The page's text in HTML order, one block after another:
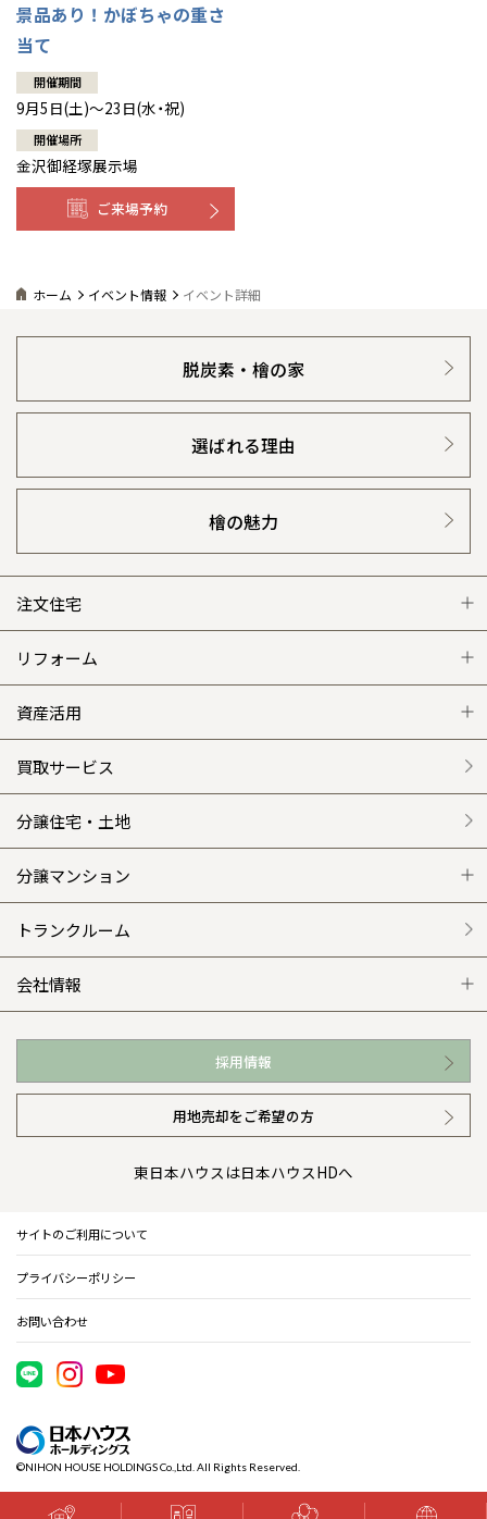
景品あり！かぼちゃの重さ
当て
開催期間
9月5日(土)～23日(水・祝)
開催場所
金沢御経塚展示場
ご来場予約
ホーム イベント情報 イベント詳細
脱炭素・檜の家
選ばれる理由
檜の魅力
注文住宅
注文住宅 トップ
グレートステージ
クレステージ
施工事例
平屋の家
外観・インテリア集
WEB住宅展示場
お近くの展示場
イベント情報
住まいのコラム
住まいのお手入れ集
リフォーム
リフォーム トップ
リフォームメニュー
選ばれる理由
リフォームの流れ
介護保険利用で快適リフォーム
カタログ請求（無料）
資産活用
資産活用 トップ
賃貸併用住宅のメリット
安心のサポートシステム
商品紹介
展示場案内
買取サービス
分譲住宅・土地
分譲マンション
分譲マンション トップ
ワザックとは
高い信頼性
安心の管理体制
トランクルーム
会社情報
会社情報 トップ
ニュースリリース
会社概要
事業部紹介
IR情報
木材調達指針
採用情報
用地売却をご希望の方
東日本ハウスは日本ハウスHDへ
サイトのご利用について
プライバシーポリシー
お問い合わせ
©NIHON HOUSE HOLDINGS Co.,Ltd. All Rights Reserved.